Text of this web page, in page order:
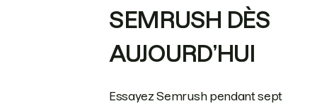
SEMRUSH DÈS
AUJOURD’HUI
Essayez Semrush pendant sept